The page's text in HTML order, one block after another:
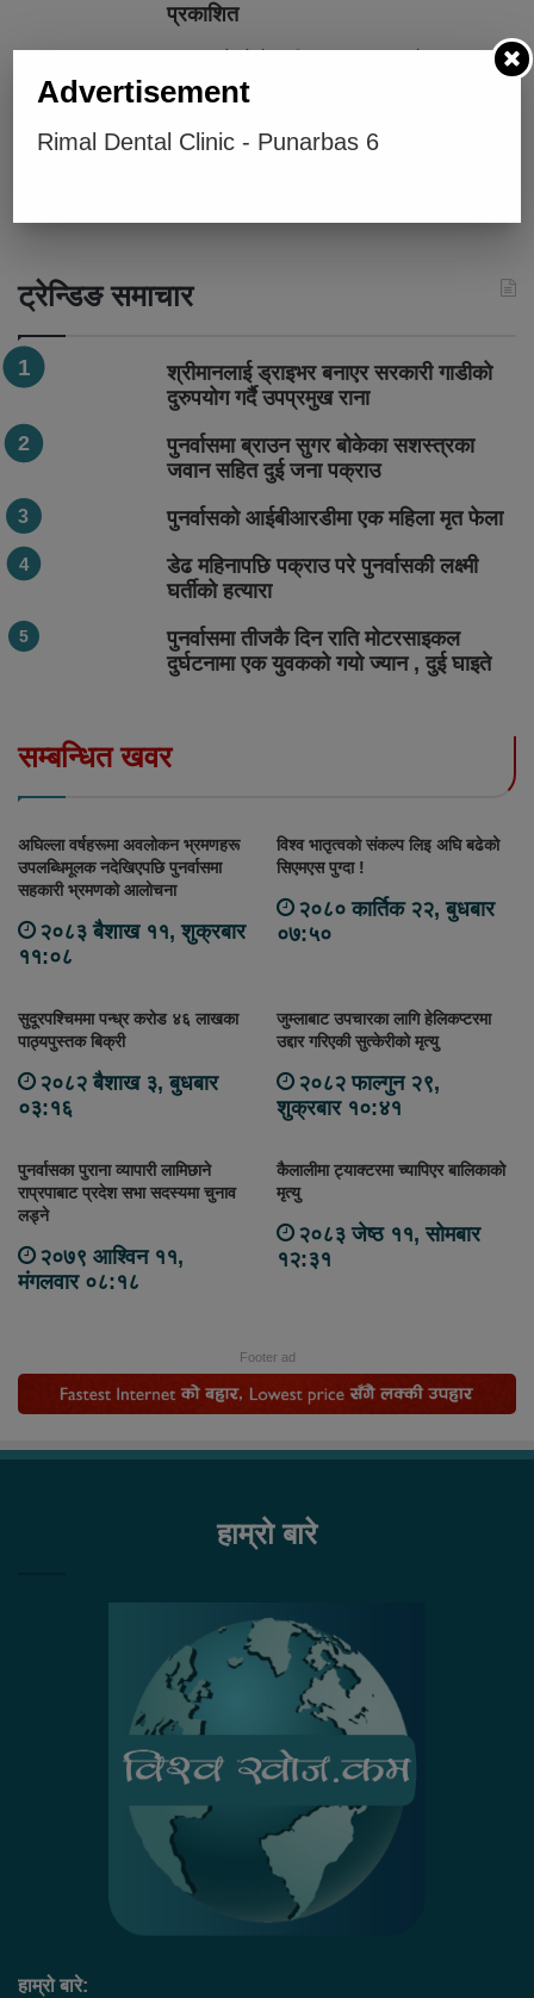
प्रकाशित
करदाता प्रोत्साहन कार्यक्रमका पहिलो विजेता
ट्रेन्डिङ समाचार
श्रीमानलाई ड्राइभर बनाएर सरकारी गाडीको
दुरुपयोग गर्दै उपप्रमुख राना
पुनर्वासमा ब्राउन सुगर बोकेका सशस्त्रका
जवान सहित दुई जना पक्राउ
पुनर्वासको आईबीआरडीमा एक महिला मृत फेला
डेढ महिनापछि पक्राउ परे पुनर्वासकी लक्ष्मी
घर्तीको हत्यारा
पुनर्वासमा तीजकै दिन राति मोटरसाइकल
दुर्घटनामा एक युवकको गयो ज्यान , दुई घाइते
सम्बन्धित खवर
अघिल्ला वर्षहरूमा अवलोकन भ्रमणहरू
उपलब्धिमूलक नदेखिएपछि पुनर्वासमा
सहकारी भ्रमणको आलोचना
२०८३ बैशाख ११, शुक्रबार
११:०८
विश्व भातृत्वको संकल्प लिइ अघि बढेको
सिएमएस पुग्दा !
२०८० कार्तिक २२, बुधबार
०७:५०
सुदूरपश्चिममा पन्ध्र करोड ४६ लाखका
पाठ्यपुस्तक बिक्री
२०८२ बैशाख ३, बुधबार
०३:१६
जुम्लाबाट उपचारका लागि हेलिकप्टरमा
उद्दार गरिएकी सुत्केरीको मृत्यु
२०८२ फाल्गुन २९,
शुक्रबार १०:४१
पुनर्वासका पुराना व्यापारी लामिछाने
राप्रपाबाट प्रदेश सभा सदस्यमा चुनाव
लड्ने
२०७९ आश्विन ११,
मंगलवार ०८:१८
कैलालीमा ट्याक्टरमा च्यापिएर बालिकाको
मृत्यु
२०८३ जेष्ठ ११, सोमबार
१२:३१
Footer ad
हाम्रो बारे
हाम्रो बारे:
Advertisement
Rimal Dental Clinic - Punarbas 6